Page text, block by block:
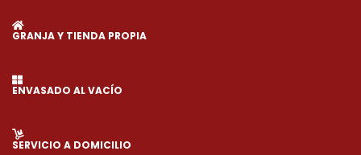
GRANJA Y TIENDA PROPIA
ENVASADO AL VACÍO
SERVICIO A DOMICILIO